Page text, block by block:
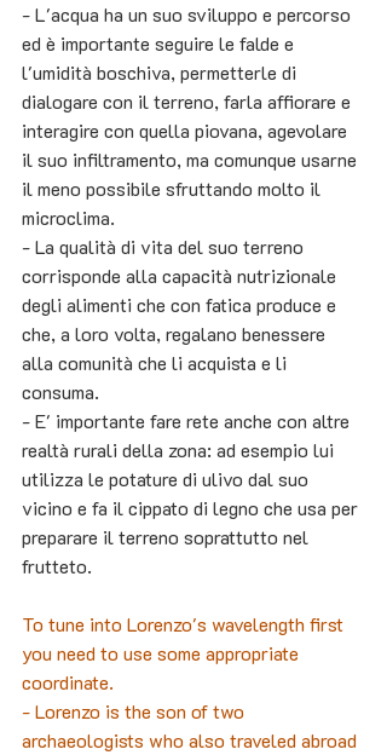
- L'acqua ha un suo sviluppo e percorso
ed è importante seguire le falde e
l'umidità boschiva, permetterle di
dialogare con il terreno, farla affiorare e
interagire con quella piovana, agevolare
il suo infiltramento, ma comunque usarne
il meno possibile sfruttando molto il
microclima.
- La qualità di vita del suo terreno
corrisponde alla capacità nutrizionale
degli alimenti che con fatica produce e
che, a loro volta, regalano benessere
alla comunità che li acquista e li
consuma.
- E' importante fare rete anche con altre
realtà rurali della zona: ad esempio lui
utilizza le potature di ulivo dal suo
vicino e fa il cippato di legno che usa per
preparare il terreno soprattutto nel
frutteto.
To tune into Lorenzo's wavelength first
you need to use some appropriate
coordinate.
- Lorenzo is the son of two
archaeologists who also traveled abroad